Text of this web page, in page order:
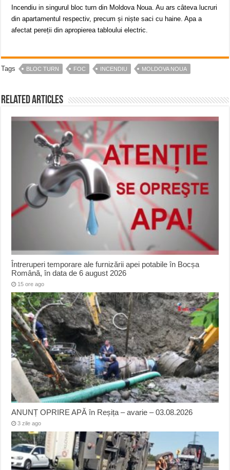
Incendiu in singurul bloc turn din Moldova Noua. Au ars câteva lucruri
din apartamentul respectiv, precum și niște saci cu haine. Apa a
afectat pereții din apropierea tabloului electric.
Tags BLOC TURN FOC INCENDIU MOLDOVA NOUA
Related Articles
Întreruperi temporare ale furnizării apei potabile în Bocșa
Română, în data de 6 august 2026
15 ore ago
ANUNȚ OPRIRE APĂ în Reșița – avarie – 03.08.2026
3 zile ago